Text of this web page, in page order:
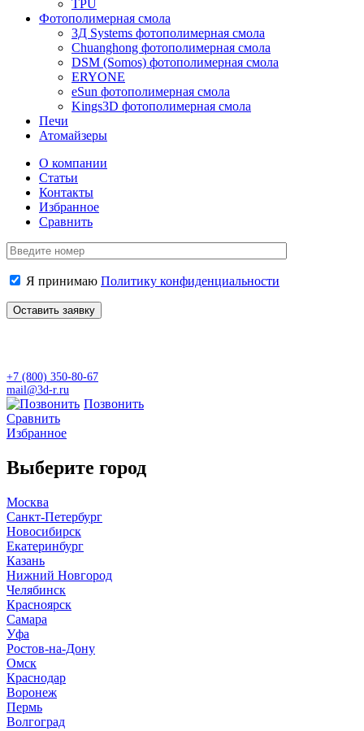
TPU
Фотополимерная смола
3Д Systems фотополимерная смола
Chuanghong фотополимерная смола
DSM (Somos) фотополимерная смола
ERYONE
eSun фотополимерная смола
Kings3D фотополимерная смола
Печи
Атомайзеры
О компании
Статьи
Контакты
Избранное
Сравнить
Я принимаю Политику конфиденциальности
+7 (800) 350-80-67
mail@3d-r.ru
Позвонить
Сравнить
Избранное
Выберите город
Москва
Санкт-Петербург
Новосибирск
Екатеринбург
Казань
Нижний Новгород
Челябинск
Красноярск
Самара
Уфа
Ростов-на-Дону
Омск
Краснодар
Воронеж
Пермь
Волгоград